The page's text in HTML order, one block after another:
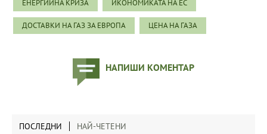
ЕНЕРГИЙНА КРИЗА ИКОНОМИКАТА НА ЕС
ДОСТАВКИ НА ГАЗ ЗА ЕВРОПА ЦЕНА НА ГАЗА
НАПИШИ КОМЕНТАР
ПОСЛЕДНИ НАЙ-ЧЕТЕНИ